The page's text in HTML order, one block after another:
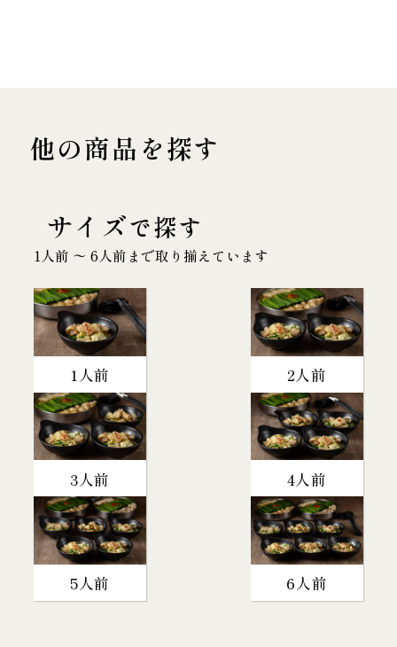
他の商品を探す
サイズで探す
1人前 〜 6人前まで取り揃えています
1人前 2人前
3人前 4人前
5人前 6人前